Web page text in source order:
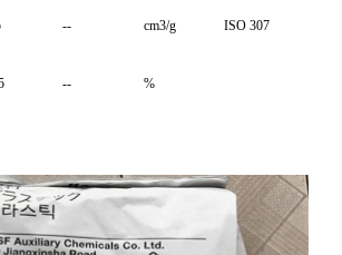
-- cm3/g ISO 307
-- %